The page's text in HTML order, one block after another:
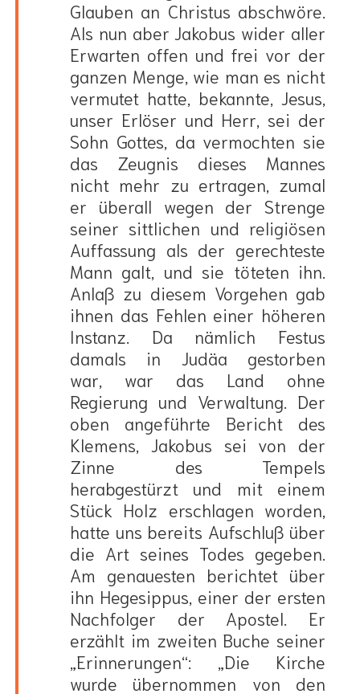
Glauben an Christus abschwöre.
Als nun aber Jakobus wider aller
Erwarten offen und frei vor der
ganzen Menge, wie man es nicht
vermutet hatte, bekannte, Jesus,
unser Erlöser und Herr, sei der
Sohn Gottes, da vermochten sie
das Zeugnis dieses Mannes
nicht mehr zu ertragen, zumal
er überall wegen der Strenge
seiner sittlichen und religiösen
Auffassung als der gerechteste
Mann galt, und sie töteten ihn.
Anlaß zu diesem Vorgehen gab
ihnen das Fehlen einer höheren
Instanz. Da nämlich Festus
damals in Judäa gestorben
war, war das Land ohne
Regierung und Verwaltung. Der
oben angeführte Bericht des
Klemens, Jakobus sei von der
Zinne des Tempels
herabgestürzt und mit einem
Stück Holz erschlagen worden,
hatte uns bereits Aufschluß über
die Art seines Todes gegeben.
Am genauesten berichtet über
ihn Hegesippus, einer der ersten
Nachfolger der Apostel. Er
erzählt im zweiten Buche seiner
„Erinnerungen“: „Die Kirche
wurde übernommen von den